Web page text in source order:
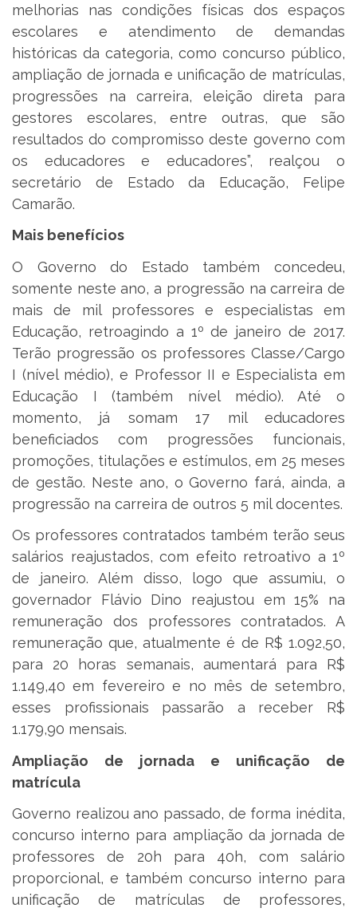
melhorias nas condições físicas dos espaços
escolares e atendimento de demandas
históricas da categoria, como concurso público,
ampliação de jornada e unificação de matrículas,
progressões na carreira, eleição direta para
gestores escolares, entre outras, que são
resultados do compromisso deste governo com
os educadores e educadores”, realçou o
secretário de Estado da Educação, Felipe
Camarão.
Mais benefícios
O Governo do Estado também concedeu,
somente neste ano, a progressão na carreira de
mais de mil professores e especialistas em
Educação, retroagindo a 1º de janeiro de 2017.
Terão progressão os professores Classe/Cargo
I (nível médio), e Professor II e Especialista em
Educação I (também nível médio). Até o
momento, já somam 17 mil educadores
beneficiados com progressões funcionais,
promoções, titulações e estímulos, em 25 meses
de gestão. Neste ano, o Governo fará, ainda, a
progressão na carreira de outros 5 mil docentes.
Os professores contratados também terão seus
salários reajustados, com efeito retroativo a 1º
de janeiro. Além disso, logo que assumiu, o
governador Flávio Dino reajustou em 15% na
remuneração dos professores contratados. A
remuneração que, atualmente é de R$ 1.092,50,
para 20 horas semanais, aumentará para R$
1.149,40 em fevereiro e no mês de setembro,
esses profissionais passarão a receber R$
1.179,90 mensais.
Ampliação de jornada e unificação de
matrícula
Governo realizou ano passado, de forma inédita,
concurso interno para ampliação da jornada de
professores de 20h para 40h, com salário
proporcional, e também concurso interno para
unificação de matrículas de professores,